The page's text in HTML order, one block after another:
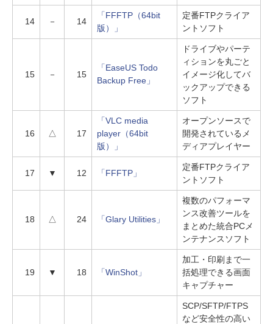
14 － 14
「FFFTP（64bit
版）」
定番FTPクライア
ントソフト
15 － 15
「EaseUS Todo
Backup Free」
ドライブやパーテ
ィションを丸ごと
イメージ化してバ
ックアップできる
ソフト
16 △ 17
「VLC media
player（64bit
版）」
オープンソースで
開発されているメ
ディアプレイヤー
17 ▼ 12 「FFFTP」
定番FTPクライア
ントソフト
18 △ 24 「Glary Utilities」
複数のパフォーマ
ンス改善ツールを
まとめた統合PCメ
ンテナンスソフト
19 ▼ 18 「WinShot」
加工・印刷まで一
括処理できる画面
キャプチャー
SCP/SFTP/FTPS
など安全性の高い